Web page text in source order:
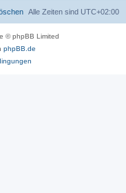
Alle Zeiten sind UTC+02:00
© phpBB Limited
phpBB.de